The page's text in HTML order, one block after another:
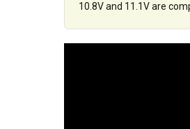
10.8V and 11.1V are